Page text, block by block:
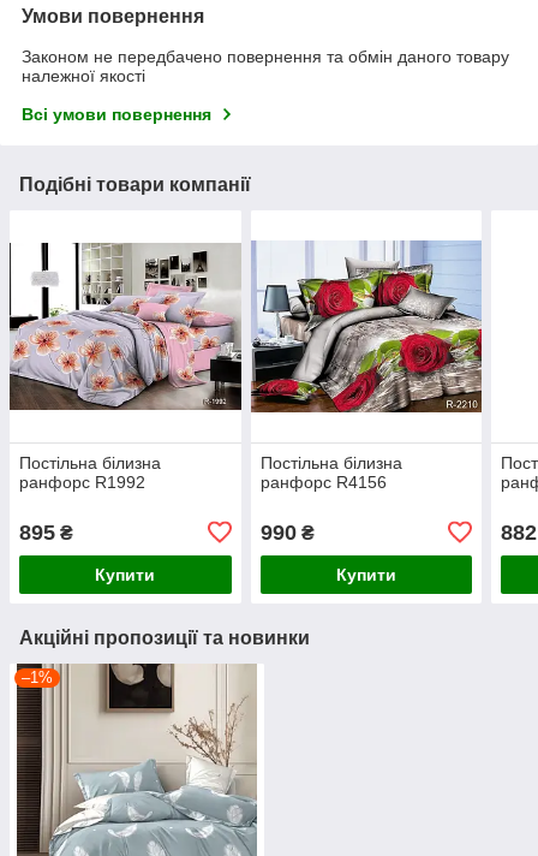
Умови повернення
Законом не передбачено повернення та обмін даного товару
належної якості
Всі умови повернення
Подібні товари компанії
Постільна білизна
ранфорс R1992
895 ₴
Купити
Постільна білизна
ранфорс R4156
990₴
Купити
882
Акційні пропозиції та новинки
–1%